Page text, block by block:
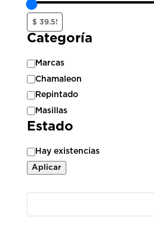
Categoría
Categoría
Marcas
Chamaleon
Repintado
Masillas
Estado
Estado
Hay existencias
Aplicar